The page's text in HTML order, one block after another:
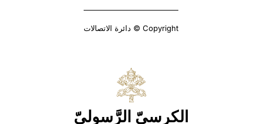
Copyright © دائرة الاتصالات
الكرسيّ الرَّسوليّ